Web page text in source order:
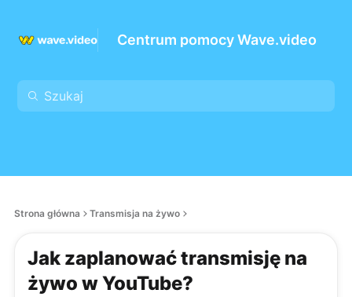
Centrum pomocy Wave.video
Strona główna Transmisja na żywo
Jak zaplanować transmisję na
żywo w YouTube?